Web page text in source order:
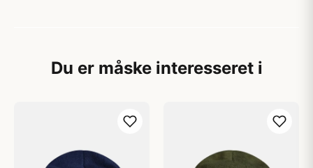
Du er måske interesseret i